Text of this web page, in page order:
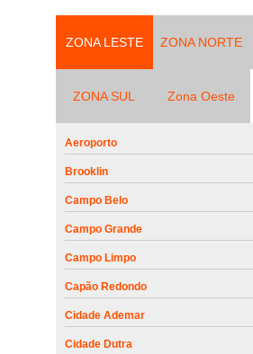
ZONA LESTE ZONA NORTE
ZONA SUL Zona Oeste
Aeroporto
Brooklin
Campo Belo
Campo Grande
Campo Limpo
Capão Redondo
Cidade Ademar
Cidade Dutra